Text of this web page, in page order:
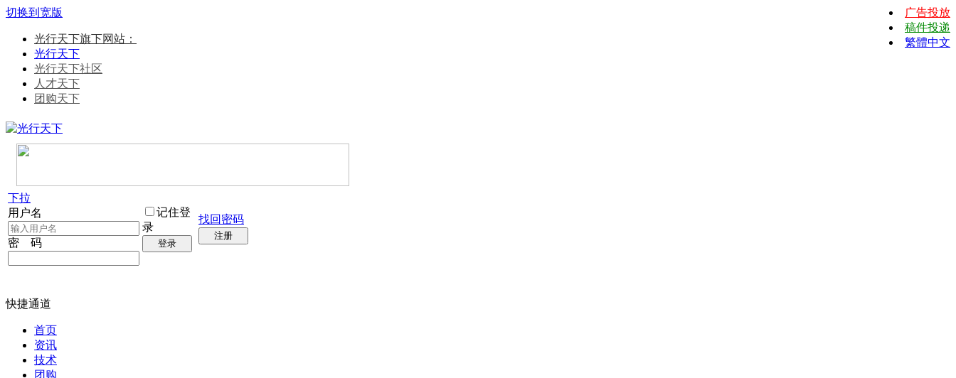
切换到宽版
广告投放
稿件投递
繁體中文
光行天下旗下网站：
光行天下
光行天下社区
人才天下
团购天下
下拉
用户名
密 码
记住登
录
登录
找回密码
注册
快捷通道
首页
资讯
技术
团购